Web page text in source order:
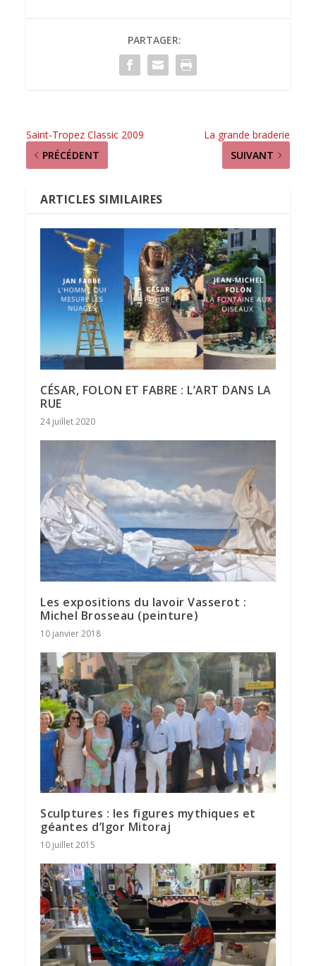
PARTAGER:
Saint-Tropez Classic 2009
PRÉCÉDENT
La grande braderie
SUIVANT
ARTICLES SIMILAIRES
CÉSAR, FOLON ET FABRE : L’ART DANS LA
RUE
24 juillet 2020
Les expositions du lavoir Vasserot :
Michel Brosseau (peinture)
10 janvier 2018
Sculptures : les figures mythiques et
géantes d’Igor Mitoraj
10 juillet 2015